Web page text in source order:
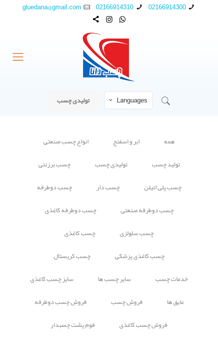
02166914300
02166914310
gluedana@gmail.com
Languages تولیدی چسب
همه ابر و اسفنج
انواع چسب صنعتی
تولید چسب
تولیدی چسب
چسب برزنتی
چسب پلی اتیلن
چسب دار
چسب دوطرفه
چسب دوطرفه صنعتی
چسب دوطرفه کاغذی
چسب سلولزی
چسب کاغذی
چسب کاغذی پزشکی
چسب کریستال
خدمات چسب
سایر چسب ها
سایز چسب کاغذی
عایق ها
فروش چسب
فروش چسب دوطرفه
فروش چسب کاغذی
فوم پشت چسبدار